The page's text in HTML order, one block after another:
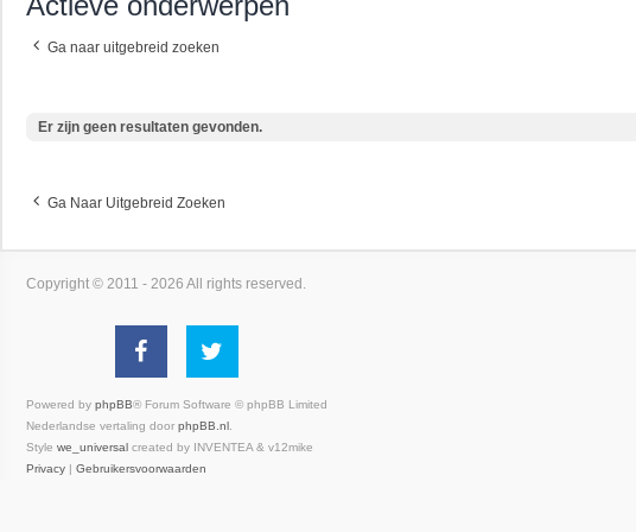
Ga naar uitgebreid zoeken
Er zijn geen resultaten gevonden.
Ga Naar Uitgebreid Zoeken
Copyright © 2011 - 2026 All rights reserved.
Powered by phpBB® Forum Software © phpBB Limited
Nederlandse vertaling door phpBB.nl
Style we_universal created by INVENTEA & v12mike
Privacy | Gebruikersvoorwaarden